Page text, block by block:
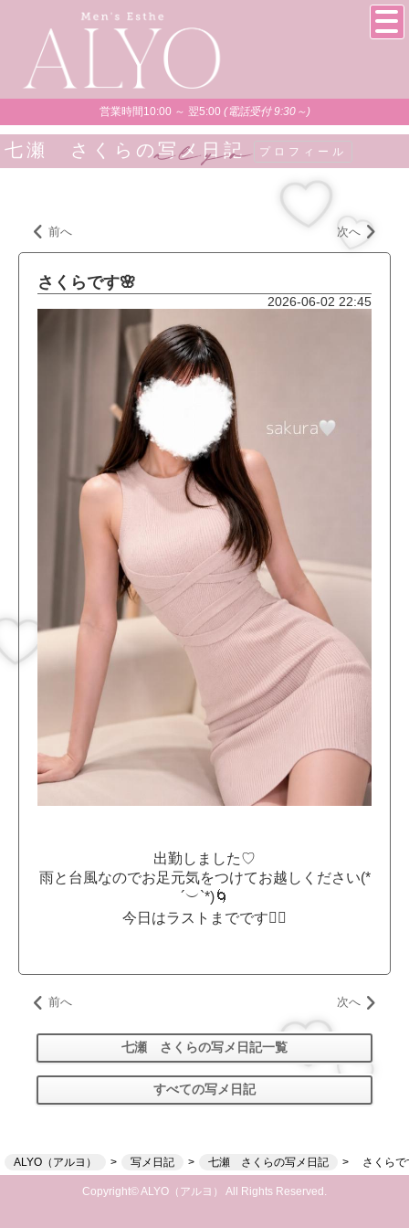
営業時間10:00 ～ 翌5:00 (電話受付 9:30～)
七瀬 さくらの写メ日記 プロフィール
前へ 次へ
さくらです🌸
2026-06-02 22:45
出勤しました♡
雨と台風なのでお足元気をつけてお越しください(*
´︶`*)🌀
今日はラストまでです✊🏻
前へ 次へ
七瀬 さくらの写メ日記一覧
すべての写メ日記
ALYO（アルヨ） 写メ日記 七瀬 さくらの写メ日記 さくらで
Copyright© ALYO（アルヨ） All Rights Reserved.